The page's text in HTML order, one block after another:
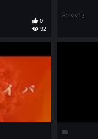
0
92
2019.9.13